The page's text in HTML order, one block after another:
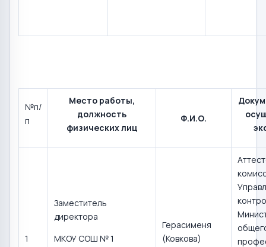
№п/
п
Место работы,
должность
физических лиц
Ф.И.О.
1
Заместитель
директора
МКОУ СОШ № 1
Герасименя
(Ковкова)